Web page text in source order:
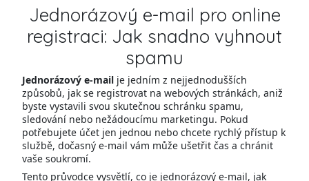
Jednorázový e-mail pro online
registraci: Jak snadno vyhnout
spamu
Jednorázový e-mailje jedním z nejjednodušších
způsobů, jak se registrovat na webových stránkách, aniž
byste vystavili svou skutečnou schránku spamu,
sledování nebo nežádoucímu marketingu. Pokud
potřebujete účet jen jednou nebo chcete rychlý přístup k
službě, dočasný e-mail vám může ušetřit čas a chránit
vaše soukromí.
Tento průvodce vysvětlí, co je jednorázový e-mail, jak